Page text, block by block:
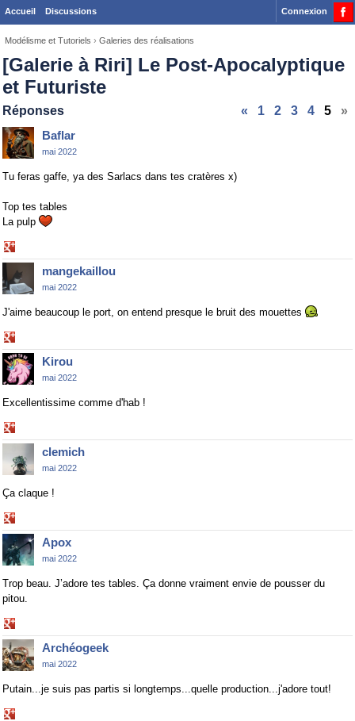
Accueil Discussions Connexion
Modélisme et Tutoriels › Galeries des réalisations
[Galerie à Riri] Le Post-Apocalyptique
et Futuriste
« 1 2 3 4 5 »
Réponses
Baflar
mai 2022
Tu feras gaffe, ya des Sarlacs dans tes cratères x)
Top tes tables
La pulp
on
Google+mangekaillou
mai 2022
J'aime beaucoup le port, on entend presque le bruit des mouettes
on
Google+Kirou
mai 2022
Excellentissime comme d'hab !
on
Google+clemich
mai 2022
Ça claque !
on
Google+Apox
mai 2022
Trop beau. J’adore tes tables. Ça donne vraiment envie de pousser du
pitou.
on
Google+Archéogeek
mai 2022
Putain...je suis pas partis si longtemps...quelle production...j'adore tout!